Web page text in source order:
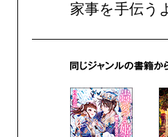
家事を手伝う